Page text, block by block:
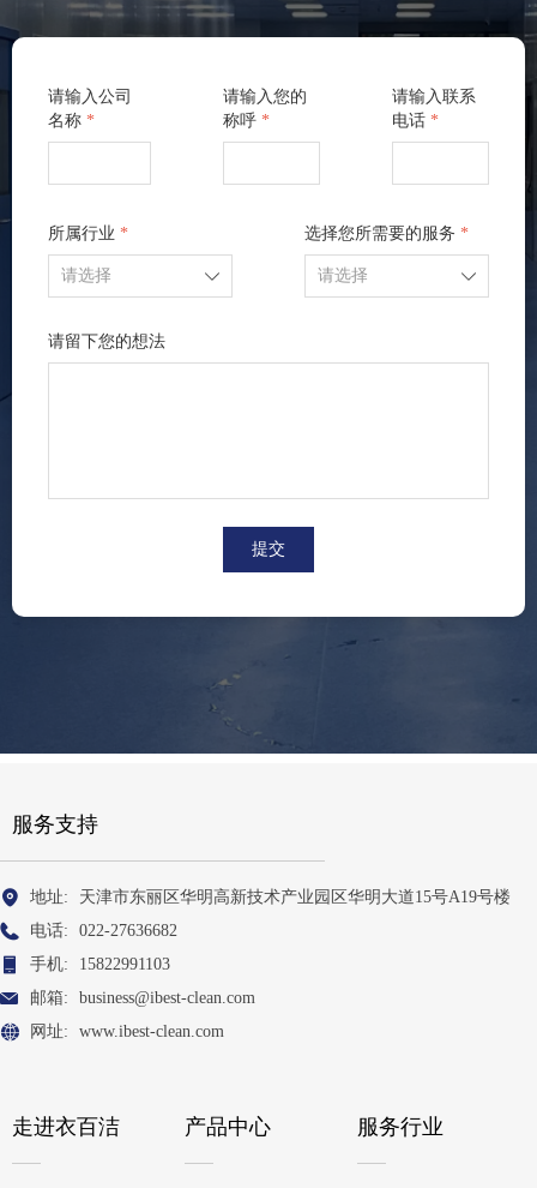
请输入公司
名称 *
请输入您的
称呼 *
请输入联系
电话 *
所属行业 *
ꄳ
选择您所需要的服务 *
ꄳ
请留下您的想法
提交
服务支持
地址:
天津市东丽区华明高新技术产业园区华明大道15号A19号楼
电话:
022-27636682
手机:
15822991103
邮箱:
business@ibest-clean.com
网址:
www.ibest-clean.com
走进衣百洁 产品中心 服务行业